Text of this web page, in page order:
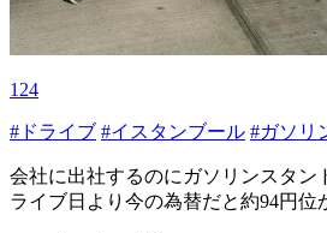
124
#ドライブ #イスタンブール #ガソリ
会社に出社するのにガソリンスタン
ライブ日より今の為替だと約94円位